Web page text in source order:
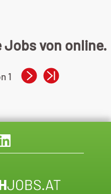
Jobs von online.
1